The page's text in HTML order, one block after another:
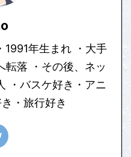
1991年生まれ ・大手
転落 ・その後、ネッ
・バスケ好き・アニ
・旅行好き